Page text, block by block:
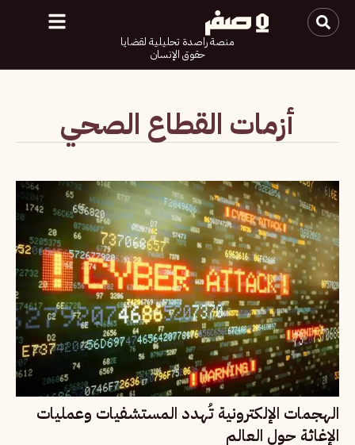
منصة راصدة تحليلية لقضايا
حقوق الإنسان
أزمات القطاع الصحي
الهجمات الإلكترونية تُهدد المستشفيات وعمليات
الإغاثة حول العالم